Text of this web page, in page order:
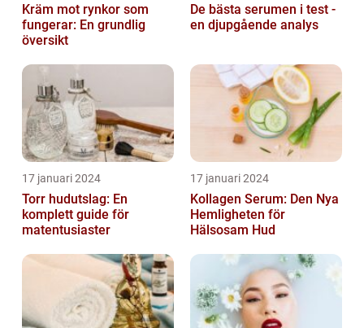
Kräm mot rynkor som
fungerar: En grundlig
översikt
De bästa serumen i test -
en djupgående analys
17 januari 2024
Torr hudutslag: En
komplett guide för
matentusiaster
17 januari 2024
Kollagen Serum: Den Nya
Hemligheten för
Hälsosam Hud